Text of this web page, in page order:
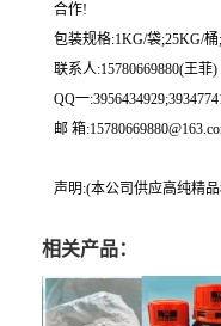
合作!
包装规格:1KG/袋;25KG/
联系人:15780669880(王菲
QQ一
邮 箱
声明:(本公司供应高纯精
相关产品：